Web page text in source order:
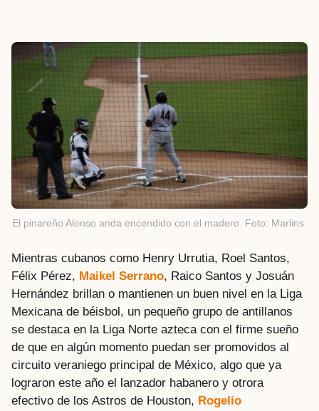
El pinareño Alonso anda encendido con el madero. Foto: Marlins.
Mientras cubanos como Henry Urrutia, Roel Santos,
Félix Pérez, Maikel Serrano, Raico Santos y Josuán
Hernández brillan o mantienen un buen nivel en la Liga
Mexicana de béisbol, un pequeño grupo de antillanos
se destaca en la Liga Norte azteca con el firme sueño
de que en algún momento puedan ser promovidos al
circuito veraniego principal de México, algo que ya
lograron este año el lanzador habanero y otrora
efectivo de los Astros de Houston, Rogelio